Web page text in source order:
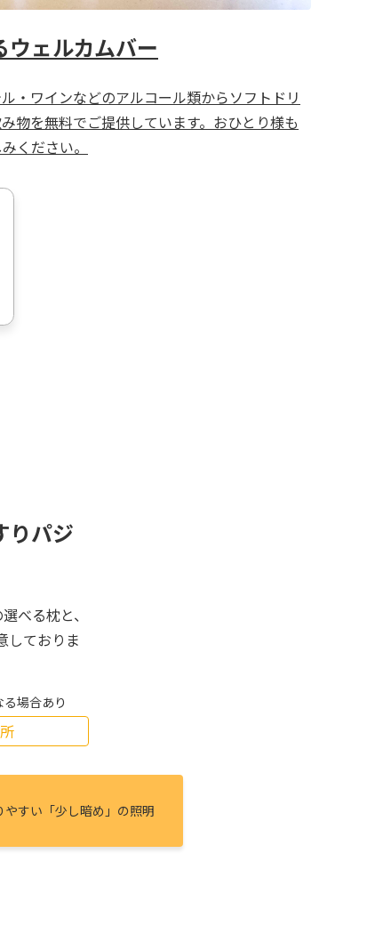
ウェルカムバー
・ワインなどのアルコール類からソフトドリ
物を無料でご提供しています。おひとり様も
ください。
りパジ
べる枕と、
しておりま
場合あり
やすい「少し暗め」の照明